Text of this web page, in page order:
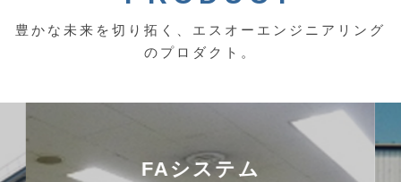
豊かな未来を切り拓く、エスオーエンジニアリング
のプロダクト。
FAシステム